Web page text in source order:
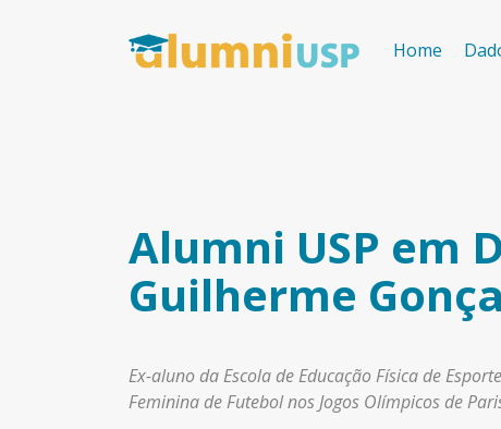
Home
Alumni USP em
Guilherme
Ex-aluno da Escola de Educação Física de
Feminina de Futebol nos Jogos Olímpicos de